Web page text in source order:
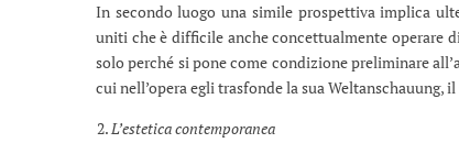
In secondo luogo una simile prospettiva implica
uniti che è difficile anche concettualmente operare
solo perché si pone come condizione preliminare
cui nell’opera egli trasfonde la sua Weltanschauung,
L’estetica contemporanea